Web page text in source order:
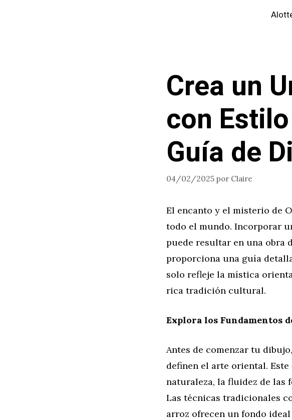
Crea un
con
Guía de
04/02/2025 por Claire
El encanto y el misterio de
todo el mundo. Incorporar
puede resultar en una obra
proporciona una guía
solo refleje la mística
rica tradición cultural.
Explora los Fundamentos
Antes de comenzar tu
definen el arte oriental.
naturaleza, la fluidez de las
Las técnicas tradicionales
arroz ofrecen un fondo